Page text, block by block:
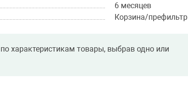
6 месяцев
Корзина/префильтр
характеристикам товары, выбрав одно или